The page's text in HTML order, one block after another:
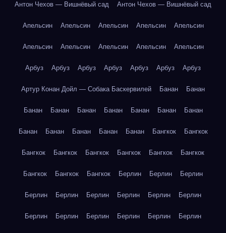
Антон Чехов — Вишнёвый сад Антон Чехов — Вишнёвый сад
Апельсин Апельсин Апельсин Апельсин Апельсин
Апельсин Апельсин Апельсин Апельсин Апельсин
Арбуз Арбуз Арбуз Арбуз Арбуз Арбуз Арбуз
Артур Конан Дойл — Собака Баскервилей Банан Банан
Банан Банан Банан Банан Банан Банан Банан
Банан Банан Банан Банан Банан Бангкок Бангкок
Бангкок Бангкок Бангкок Бангкок Бангкок Бангкок
Бангкок Бангкок Бангкок Берлин Берлин Берлин
Берлин Берлин Берлин Берлин Берлин Берлин
Берлин Берлин Берлин Берлин Берлин Берлин